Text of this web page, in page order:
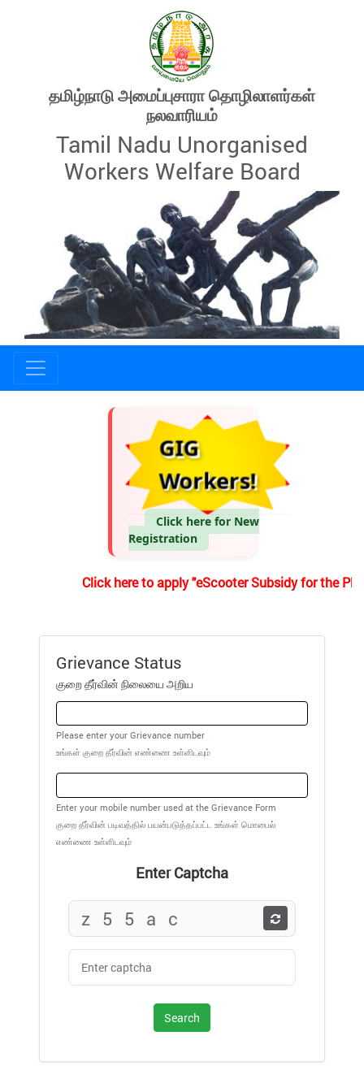
தமிழ்நாடு அமைப்புசாரா தொழிலாளர்கள்
நலவாரியம்
Tamil Nadu Unorganised
Workers Welfare Board
GIG
Workers!
Click here for New
Registration
Click here to apply "eScooter Subsidy for the
Grievance Status
குறை தீர்வின் நிலையை அறிய
Please enter your Grievance number
உங்கள் குறை தீர்வின் எண்ணை உள்ளிடவும்
Enter your mobile number used at the Grievance Form
குறை தீர்வின் படிவத்தில் பயன்படுத்தப்பட்ட உங்கள் மொபைல்
எண்ணை உள்ளிடவும்
Enter Captcha
Search